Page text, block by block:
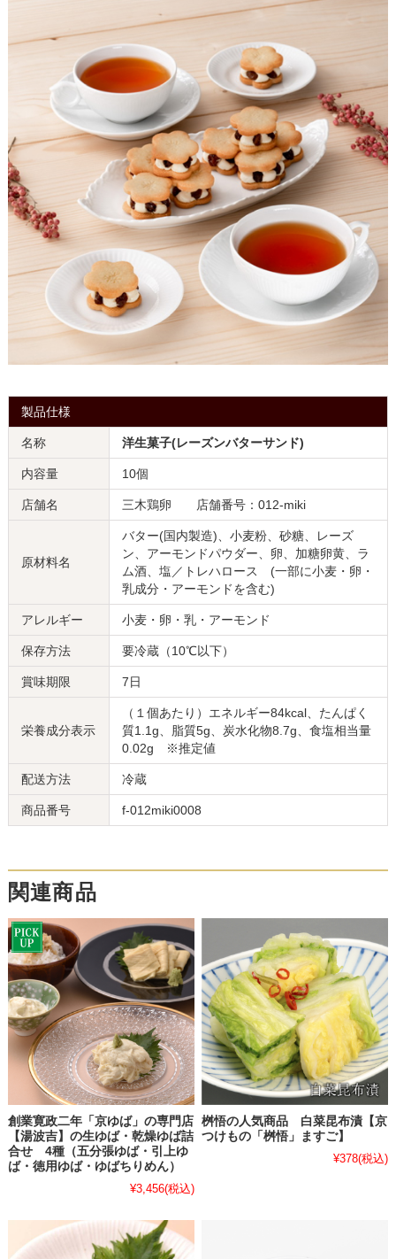
製品仕様
名称 洋生菓子(レーズンバターサンド)
内容量 10個
店舗名 三木鶏卵 店舗番号：012-miki
原材料名
バター(国内製造)、小麦粉、砂糖、レーズ
ン、アーモンドパウダー、卵、加糖卵黄、ラ
ム酒、塩／トレハロース (一部に小麦・卵・
乳成分・アーモンドを含む)
アレルギー 小麦・卵・乳・アーモンド
保存方法 要冷蔵（10℃以下）
賞味期限 7日
栄養成分表示
（１個あたり）エネルギー84kcal、たんぱく
質1.1g、脂質5g、炭水化物8.7g、食塩相当量
0.02g ※推定値
配送方法 冷蔵
商品番号 f-012miki0008
関連商品
創業寛政二年「京ゆば」の専門店
【湯波吉】の生ゆば・乾燥ゆば詰
合せ 4種（五分張ゆば・引上ゆ
ば・徳用ゆば・ゆばちりめん）
¥3,456(税込)
桝悟の人気商品 白菜昆布漬【京
つけもの「桝悟」ますご】
¥378(税込)